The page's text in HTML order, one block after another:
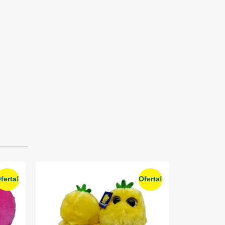
Oferta!